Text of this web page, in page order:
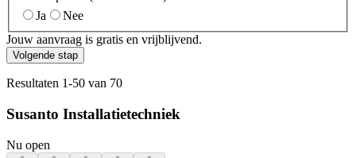
Ja
Nee
Jouw aanvraag is gratis en vrijblijvend.
Volgende stap
Resultaten 1-50 van 70
Susanto Installatietechniek
Nu open